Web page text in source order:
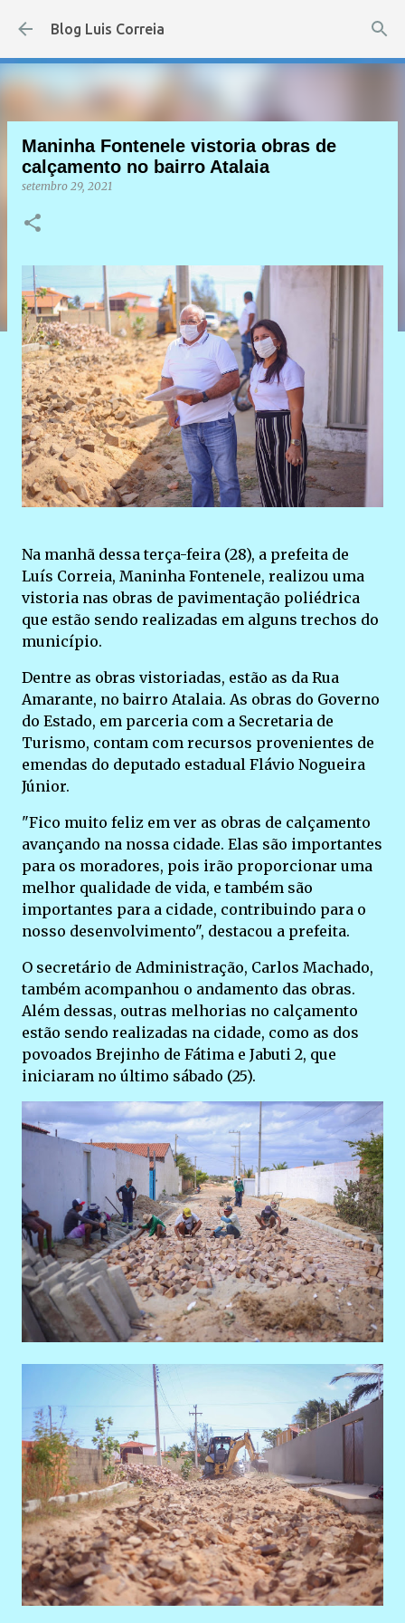
Pular para o conteúdo principal
Blog Luis Correia
Maninha Fontenele vistoria obras de
calçamento no bairro Atalaia
setembro 29, 2021
Na manhã dessa terça-feira (28), a prefeita de
Luís Correia, Maninha Fontenele, realizou uma
vistoria nas obras de pavimentação poliédrica
que estão sendo realizadas em alguns trechos do
município.
Dentre as obras vistoriadas, estão as da Rua
Amarante, no bairro Atalaia. As obras do Governo
do Estado, em parceria com a Secretaria de
Turismo, contam com recursos provenientes de
emendas do deputado estadual Flávio Nogueira
Júnior.
"Fico muito feliz em ver as obras de calçamento
avançando na nossa cidade. Elas são importantes
para os moradores, pois irão proporcionar uma
melhor qualidade de vida, e também são
importantes para a cidade, contribuindo para o
nosso desenvolvimento", destacou a prefeita.
O secretário de Administração, Carlos Machado,
também acompanhou o andamento das obras.
Além dessas, outras melhorias no calçamento
estão sendo realizadas na cidade, como as dos
povoados Brejinho de Fátima e Jabuti 2, que
iniciaram no último sábado (25).